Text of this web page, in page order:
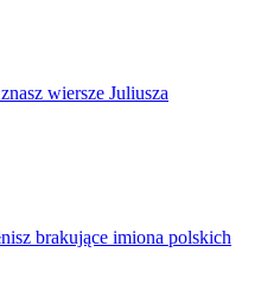
wiersze Juliusza
brakujące imiona polskich